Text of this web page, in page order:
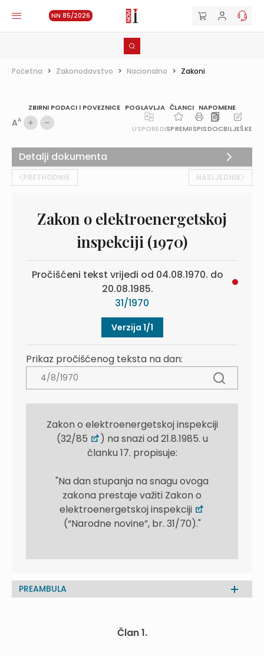
NN 85/2026
Početna > Zakonodavstvo > Nacionalno > Zakoni
ZBIRNI PODACI I POVEZNICE POGLAVLJA ČLANCI NAPOMENE
AA
USPOREDISPREMIISPISDOCBILJEŠKE
PRETHODNIK NASLJEDNIK
Zakon o elektroenergetskoj
inspekciji (1970)
Pročišćeni tekst vrijedi od 04.08.1970. do
20.08.1985.
31/1970
Verzija 1/1
Prikaz pročišćenog teksta na dan:
Zakon o elektroenergetskoj inspekciji
(32/85
) na snazi od 21.8.1985. u
članku 17. propisuje:
"Na dan stupanja na snagu ovoga
zakona prestaje važiti Zakon o
elektroenergetskoj inspekciji
(“Narodne novine”, br. 31/70)."
PREAMBULA
Član 1.
Detalji dokumenta